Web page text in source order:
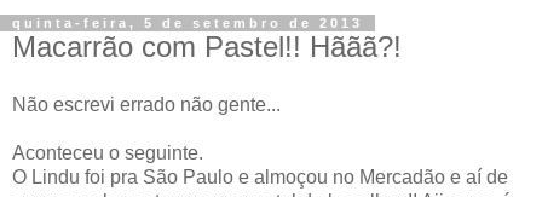
quinta-feira, 5 de setembro de 2013
Macarrão com Pastel!! Hããã?!
Não escrevi errado não gente...
Aconteceu o seguinte.
O Lindu foi pra São Paulo e almoçou no Mercadão e aí de